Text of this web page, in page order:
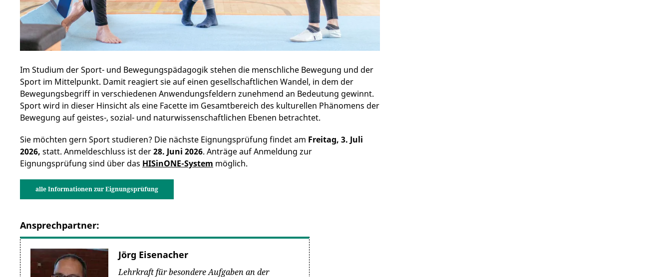
Im Studium der Sport- und Bewegungspädagogik stehen die menschliche Bewegung und der
Sport im Mittelpunkt. Damit reagiert sie auf einen gesellschaftlichen Wandel, in dem der
Bewegungsbegriff in verschiedenen Anwendungsfeldern zunehmend an Bedeutung gewinnt.
Sport wird in dieser Hinsicht als eine Facette im Gesamtbereich des kulturellen Phänomens der
Bewegung auf geistes-, sozial- und naturwissenschaftlichen Ebenen betrachtet.
Sie möchten gern Sport studieren? Die nächste Eignungsprüfung findet am Freitag, 3. Juli
2026, statt. Anmeldeschluss ist der28. Juni 2026. Anträge auf Anmeldung zur
Eignungsprüfung sind über das HISinONE-System möglich.
alle Informationen zur Eignungsprüfung
Ansprechpartner:
Jörg Eisenacher
Lehrkraft für besondere Aufgaben an der